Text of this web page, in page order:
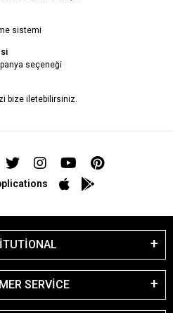
sistemi
seçeneği
bize iletebilirsiniz.
SERVİCE